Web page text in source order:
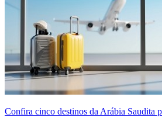
Confira cinco destinos da Arábia Saudita